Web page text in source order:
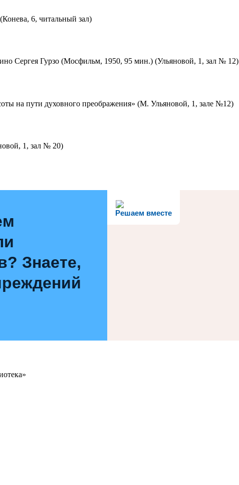
6, читальный зал)
Сергея Гурзо (Мосфильм, 1950, 95 мин.) (Ульяновой, 1, зал № 12)
на пути духовного преображения» (М. Ульяновой, 1, зале №12)
1, зал № 20)
Решаем вместе
Знаете,